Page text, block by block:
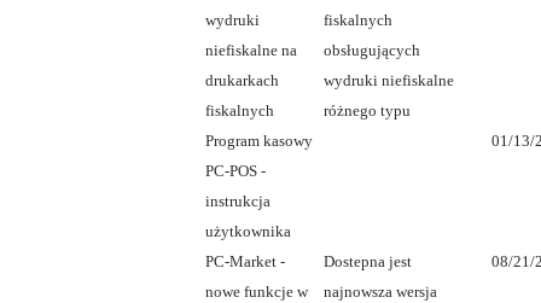
wydruki
niefiskalne na
drukarkach
fiskalnych
fiskalnych
obsługujących
wydruki niefiskalne
różnego typu
Program kasowy
PC-POS -
instrukcja
użytkownika
01/13/
PC-Market -
nowe funkcje w
Dostepna jest
najnowsza wersja
08/21/